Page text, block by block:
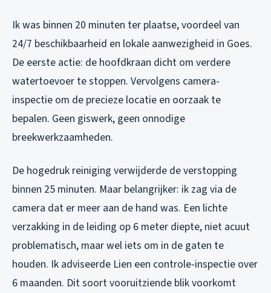
Ik was binnen 20 minuten ter plaatse, voordeel van
24/7 beschikbaarheid en lokale aanwezigheid in Goes.
De eerste actie: de hoofdkraan dicht om verdere
watertoevoer te stoppen. Vervolgens camera-
inspectie om de precieze locatie en oorzaak te
bepalen. Geen giswerk, geen onnodige
breekwerkzaamheden.
De hogedruk reiniging verwijderde de verstopping
binnen 25 minuten. Maar belangrijker: ik zag via de
camera dat er meer aan de hand was. Een lichte
verzakking in de leiding op 6 meter diepte, niet acuut
problematisch, maar wel iets om in de gaten te
houden. Ik adviseerde Lien een controle-inspectie over
6 maanden. Dit soort vooruitziende blik voorkomt